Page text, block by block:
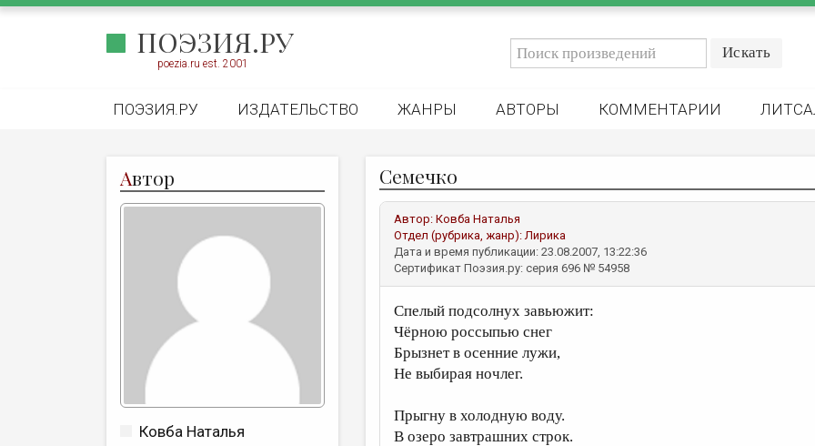
ПОЭЗИЯ.РУ
poezia.ru est. 2001
ПОЭЗИЯ.РУ ИЗДАТЕЛЬСТВО ЖАНРЫ АВТОРЫ КОММЕНТАРИИ
Автор
Ковба Наталья
Семечко
Автор: Ковба Наталья
Отдел (рубрика, жанр):Лирика
Дата и время публикации: 23.08.2007, 13:22:36
Сертификат Поэзия.ру: серия 696 № 54958
Спелый подсолнух завьюжит:
Чёрною россыпью снег
Брызнет в осенние лужи,
Не выбирая ночлег.
Прыгну в холодную воду.
В озеро завтрашних строк.